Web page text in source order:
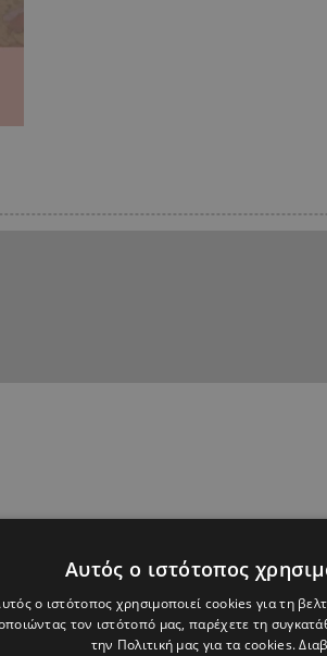
Αυτός ο ιστότοπος
ο ιστότοπος χρησιμοποιεί cookies για τη
τον ιστότοπό μας, παρέχετε τη
την Πολιτική μας για τα cookies.